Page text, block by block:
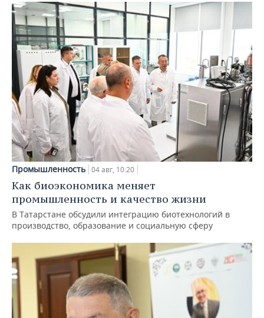
Промышленность 04 авг, 10:20
Как биоэкономика меняет
промышленность и качество жизни
В Татарстане обсудили интеграцию биотехнологий в
производство, образование и социальную сферу